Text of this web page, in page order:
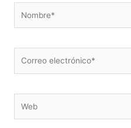
electrónico*